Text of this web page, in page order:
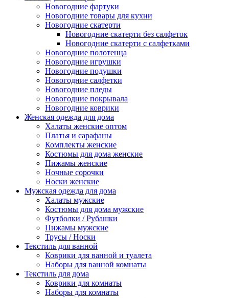
Новогодние фартуки
Новогодние товары для кухни
Новогодние скатерти
Новогодние скатерти без салфеток
Новогодние скатерти с салфетками
Новогодние полотенца
Новогодние игрушки
Новогодние подушки
Новогодние салфетки
Новогодние пледы
Новогодние покрывала
Новогодние коврики
Женская одежда для дома
Халаты женские оптом
Платья и сарафаны
Комплекты женские
Костюмы для дома женские
Пижамы женские
Ночные сорочки
Носки женские
Мужская одежда для дома
Халаты мужские
Костюмы для дома мужские
Футболки / Рубашки
Пижамы мужские
Трусы / Носки
Текстиль для ванной
Коврики для ванной и туалета
Наборы для ванной комнаты
Текстиль для дома
Коврики для комнаты
Наборы для комнаты